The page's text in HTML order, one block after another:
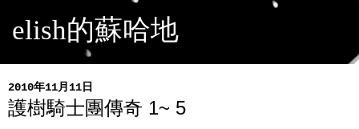
elish的蘇哈地
2010年11月11日
護樹騎士團傳奇 1~ 5